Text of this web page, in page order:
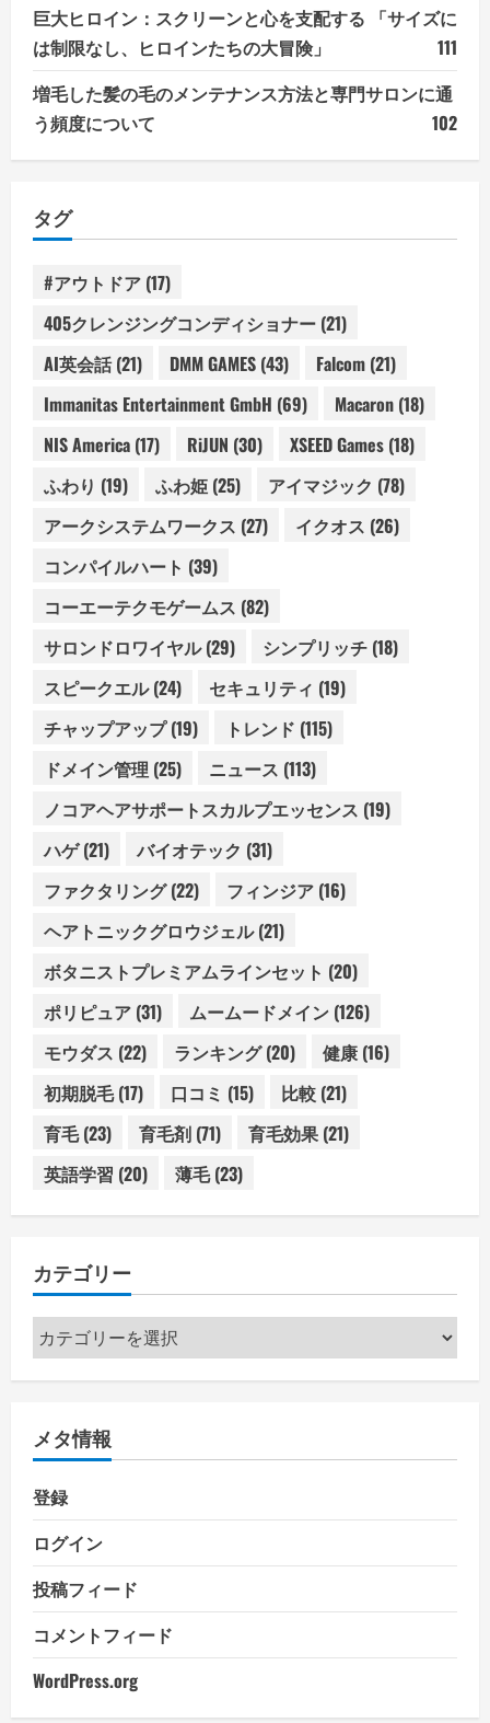
巨大ヒロイン：スクリーンと心を支配する 「サイズに
は制限なし、ヒロインたちの大冒険」
111
増毛した髪の毛のメンテナンス方法と専門サロンに通
う頻度について
102
タグ
#アウトドア (17)
405クレンジングコンディショナー (21)
AI英会話(21) DMM GAMES (43) Falcom (21)
Immanitas Entertainment GmbH (69) Macaron (18)
NIS America (17) RiJUN (30) XSEED Games (18)
ふわり (19) ふわ姫 (25) アイマジック (78)
アークシステムワークス (27) イクオス (26)
コンパイルハート (39)
コーエーテクモゲームス (82)
サロンドロワイヤル(29) シンプリッチ (18)
スピークエル(24) セキュリティ (19)
チャップアップ(19) トレンド (115)
ドメイン管理 (25) ニュース (113)
ノコアヘアサポートスカルプエッセンス (19)
ハゲ(21) バイオテック (31)
ファクタリング(22) フィンジア (16)
ヘアトニックグロウジェル(21)
ボタニストプレミアムラインセット (20)
ポリピュア (31) ムームードメイン (126)
モウダス (22) ランキング(20) 健康 (16)
初期脱毛(17) 口コミ (15) 比較 (21)
育毛(23) 育毛剤 (71) 育毛効果 (21)
英語学習 (20) 薄毛(23)
カテゴリー
カ
テ
ー
メタ情報
登録
ログイン
投稿フィード
コメントフィード
WordPress.org